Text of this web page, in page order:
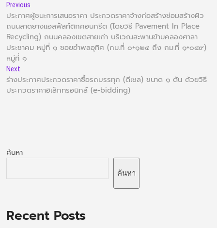
Previous
ประกาศผู้ชนะการเสนอราคา ประกวดราคาจ้างก่อสร้างซ่อมสร้างผิว
ถนนลาดยางแอสฟัลท์ติกคอนกรีต (โดยวิธี Pavement In Place
Recycling) ถนนคลองเขตสายเก่า บริเวณสะพานข้ามคลองศาลา
ประชาคม หมู่ที่ ๑ ซอยอำพลอุทิศ (กม.ที่ ๐+๑๒๔ ถึง กม.ที่ ๑+๐๔๙)
หมู่ที่ ๑
Next
ร่างประกาศประกวดราคาซื้อรถบรรทุก (ดีเซล) ขนาด ๑ ตัน ด้วยวิธี
ประกวดราคาอิเล็กทรอนิกส์ (e-bidding)
ค้นหา
ค้นหา
Recent Posts